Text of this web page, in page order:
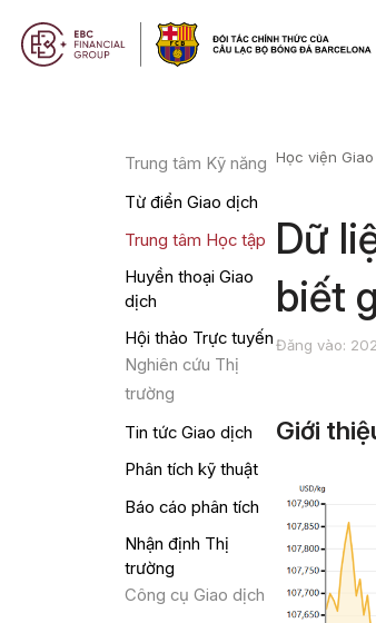
Trung tâm Kỹ năng
Từ điển Giao dịch
Trung tâm Học tập
Huyền thoại Giao
dịch
Hội thảo Trực tuyến
Nghiên cứu Thị
trường
Tin tức Giao dịch
Phân tích kỹ thuật
Báo cáo phân tích
Nhận định Thị
trường
Công cụ Giao dịch
Học viện
Dữ
biết
Đăng vào:
Giới